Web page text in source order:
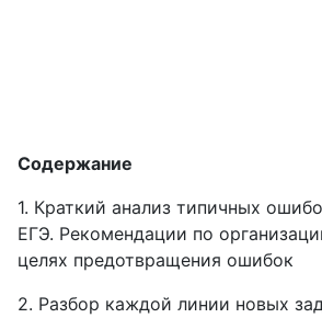
Содержание
1. Краткий анализ типичных
ЕГЭ. Рекомендации по
целях предотвращения ошибок
2. Разбор каждой линии новых